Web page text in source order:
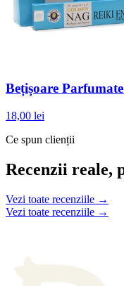
Bețișoare
18,00 lei
Ce spun clienții
Recenzii reale,
Vezi toate recenziile →
Vezi toate recenziile →